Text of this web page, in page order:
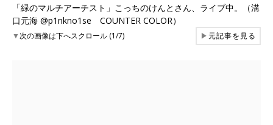
「緑のマルチアーチスト」こっちのけんとさん、ライブ中。（溝
口元海 @p1nkno1se COUNTER COLOR）
▼次の画像は下へスクロール (1/7) ▶元記事を見る